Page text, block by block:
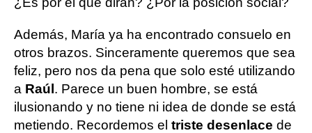
Además, María ya ha encontrado consuelo en
otros brazos. Sinceramente queremos que sea
feliz, pero nos da pena que solo esté utilizando
a Raúl. Parece un buen hombre, se está
ilusionando y no tiene ni idea de donde se está
metiendo. Recordemos el triste desenlace de